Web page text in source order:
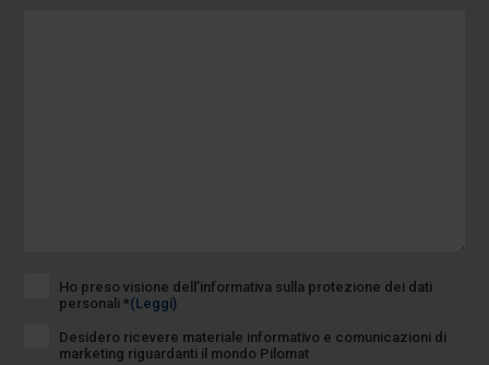
Ho preso visione dell’informativa sulla protezione dei dati
personali *(Leggi)
Desidero ricevere materiale informativo e comunicazioni di
marketing riguardanti il mondo Pilomat